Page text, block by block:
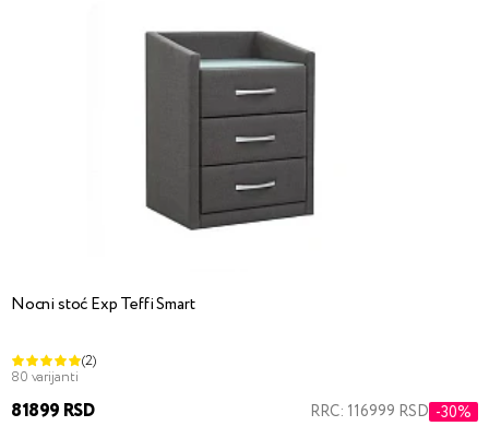
Nocni stoć Exp Teffi Smart
(2)
80 varijanti
81899 RSD RRC: 116999 RSD -30%